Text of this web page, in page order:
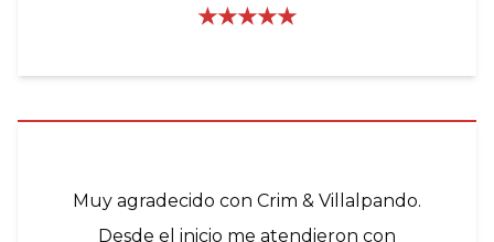
★★★★★
Muy agradecido con Crim & Villalpando.
Desde el inicio me atendieron con